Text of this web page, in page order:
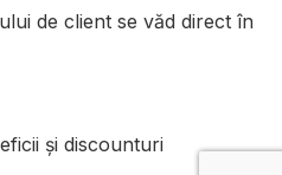
de client se văd direct în
și discounturi